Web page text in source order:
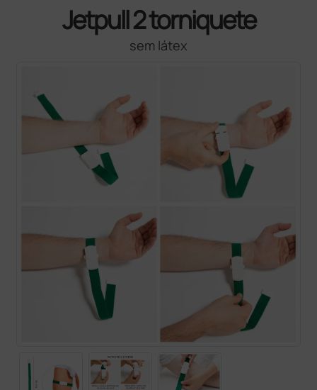
Jetpull 2 torniquete
sem látex